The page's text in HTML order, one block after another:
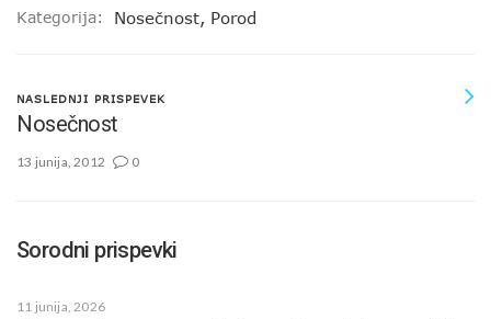
Kategorija: Nosečnost, Porod
NASLEDNJI PRISPEVEK
Nosečnost
13 junija, 2012 0
Sorodni prispevki
11 junija, 2026